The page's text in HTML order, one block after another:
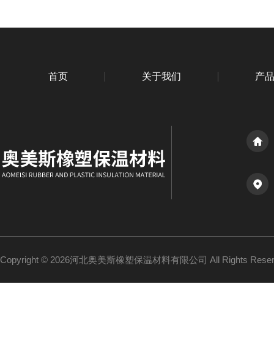
首页 关于我们 产
Copyright © 2026河北奥美斯橡塑保温材料有限公司 All Rights